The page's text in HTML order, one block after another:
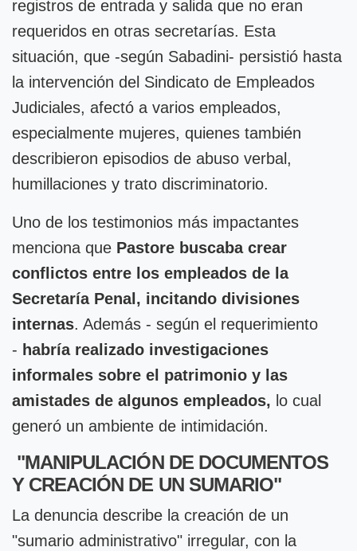
registros de entrada y salida que no eran
requeridos en otras secretarías. Esta
situación, que -según Sabadini- persistió hasta
la intervención del Sindicato de Empleados
Judiciales, afectó a varios empleados,
especialmente mujeres, quienes también
describieron episodios de abuso verbal,
humillaciones y trato discriminatorio.
Uno de los testimonios más impactantes
menciona que Pastore buscaba crear
conflictos entre los empleados de la
Secretaría Penal, incitando divisiones
internas. Además - según el requerimiento
- habría realizado investigaciones
informales sobre el patrimonio y las
amistades de algunos empleados, lo cual
generó un ambiente de intimidación.
"MANIPULACIÓN DE DOCUMENTOS
Y CREACIÓN DE UN SUMARIO"
La denuncia describe la creación de un
"sumario administrativo" irregular, con la